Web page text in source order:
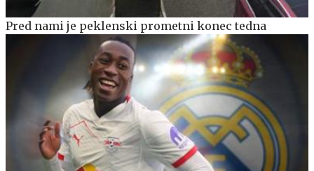
Pred nami je peklenski prometni konec tedna